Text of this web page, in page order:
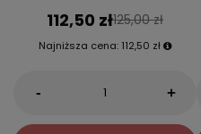
112,50 zł125,00 zł
Najniższa cena: 112,50 zł
- +